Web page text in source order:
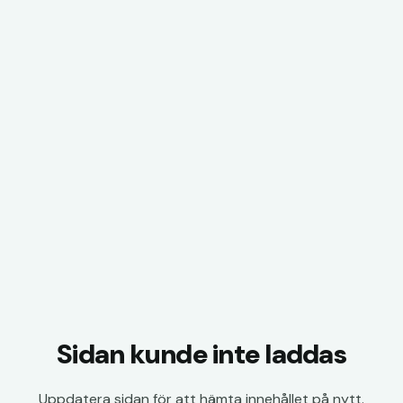
Sidan kunde inte laddas
Uppdatera sidan för att hämta innehållet på nytt.